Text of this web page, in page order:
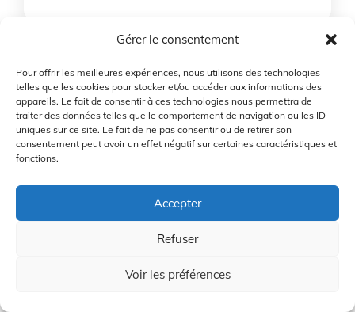
Gérer le consentement
Pour offrir les meilleures expériences, nous utilisons des technologies
telles que les cookies pour stocker et/ou accéder aux informations des
appareils. Le fait de consentir à ces technologies nous permettra de
traiter des données telles que le comportement de navigation ou les ID
uniques sur ce site. Le fait de ne pas consentir ou de retirer son
consentement peut avoir un effet négatif sur certaines caractéristiques et
fonctions.
Accepter
Refuser
Voir les préférences
Coffret Cadeau Accessoires de Golf
Blast Golf – Analyseur
Swing Gen 3